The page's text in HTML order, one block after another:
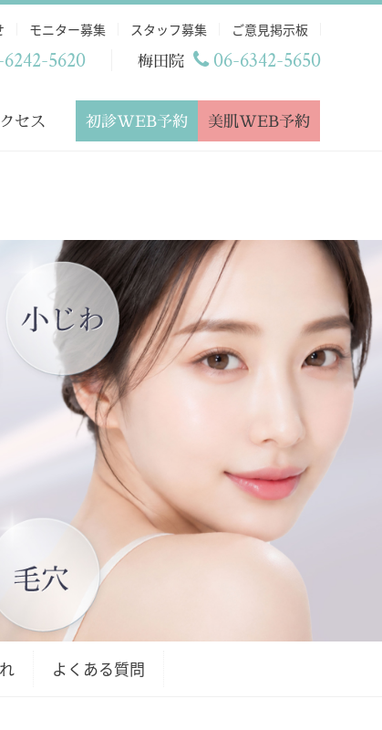
モニター募集 スタッフ募集 ご意見掲示板
梅田院 06-6342-5650
5620
セス 初診WEB予約 美肌WEB予約
よくある質問